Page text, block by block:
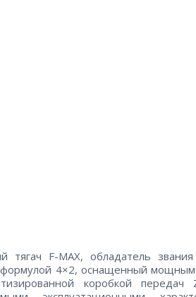
тягач F-MAX, обладатель
4×2, оснащенный мощным
коробкой